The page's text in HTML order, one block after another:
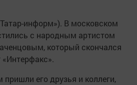
информ»). В московском
с народным артистом
который скончался
пришли его друзья и коллеги,